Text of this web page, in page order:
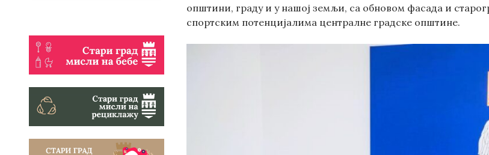
општини, граду и у нашој земљи, са обновом фасада и
спортским потенцијалима централне градске општине.